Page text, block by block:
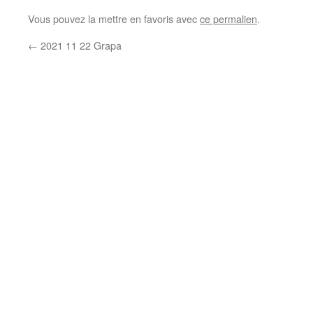
Vous pouvez la mettre en favoris avecce permalien.
← 2021 11 22 Grapa